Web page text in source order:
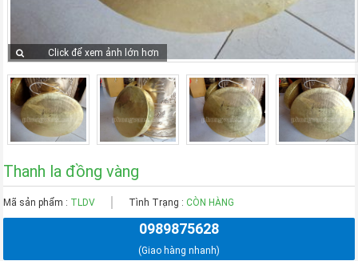
Click để xem ảnh lớn hơn
Thanh la đồng vàng
Mã sản phẩm : TLDV Tình Trạng : CÒN HÀNG
0989875628
(Giao hàng nhanh)